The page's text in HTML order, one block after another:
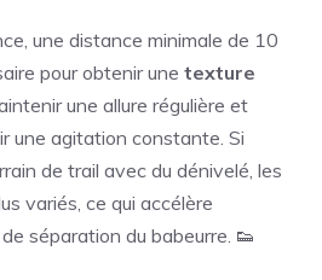
une distance minimale de 10
pour obtenir une texture
une allure régulière et
une agitation constante. Si
de trail avec du dénivelé, les
variés, ce qui accélère
séparation du babeurre. 👟